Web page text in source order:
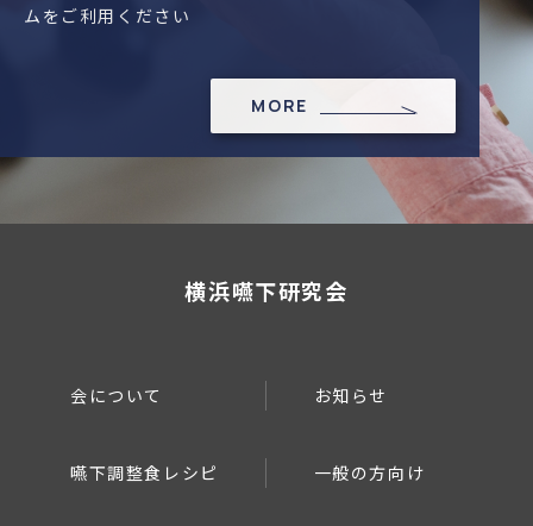
ムをご利用ください
MORE
横浜嚥下研究会
会について お知らせ
嚥下調整食レシピ 一般の方向け